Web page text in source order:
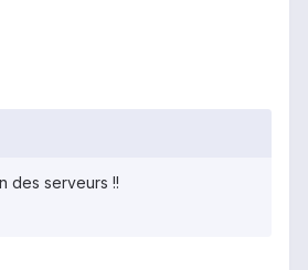
des serveurs !!